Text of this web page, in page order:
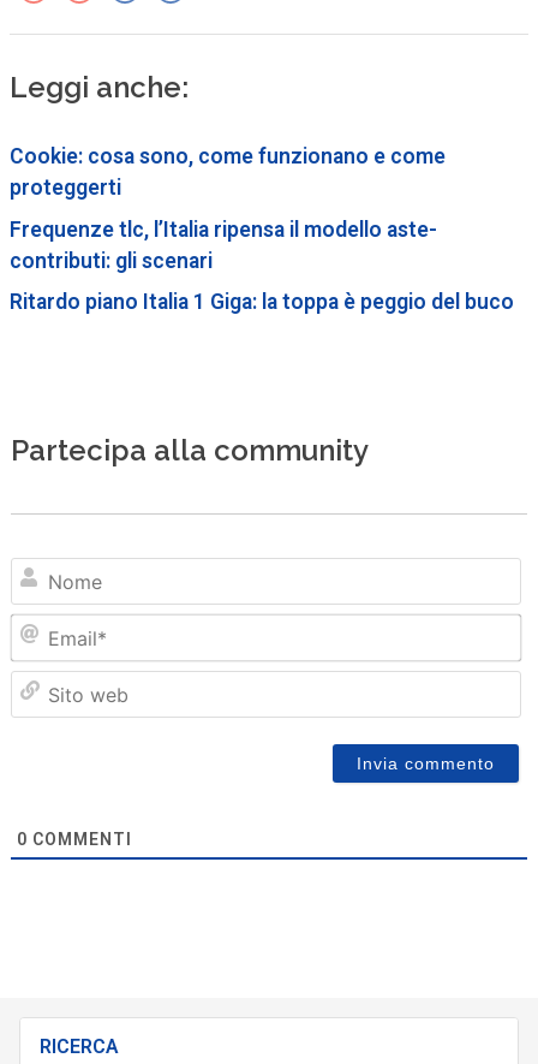
Leggi anche:
Cookie: cosa sono, come funzionano e come
proteggerti
Frequenze tlc, l’Italia ripensa il modello aste-
contributi: gli scenari
Ritardo piano Italia 1 Giga: la toppa è peggio del buco
Partecipa alla community
0 COMMENTI
RICERCA